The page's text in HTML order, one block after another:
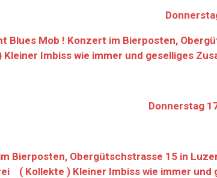
Blues Mob ! Konzert im Bierposten,
Kleiner Imbiss wie immer und geselliges
Donnerstag
Bierposten, Obergütschstrasse 15 in
( Kollekte ) Kleiner Imbiss wie immer und